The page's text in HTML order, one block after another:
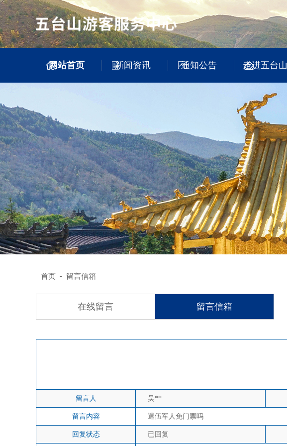
网站首页 新闻资讯 通知公告 走进五台山
首页 - 留言信箱
在线留言 留言信箱
留言人 吴**
留言内容 退伍军人免门票吗
回复状态 已回复